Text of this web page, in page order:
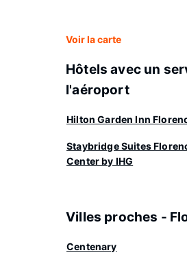
Voir la carte
Hôtels avec un
l'aéroport
Hilton Garden Inn
Staybridge Suites
Center by IHG
Villes proches -
Centenary